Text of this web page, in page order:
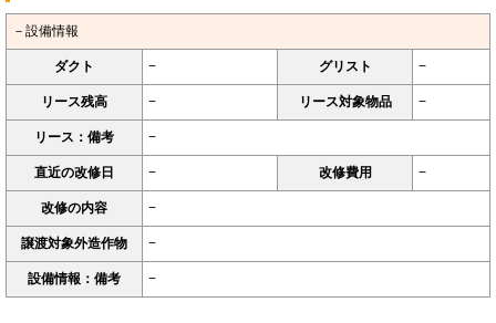
－設備情報
ダクト − グリスト −
リース残高 − リース対象物品 −
リース：備考 −
直近の改修日 − 改修費用 −
改修の内容 −
譲渡対象外造作物 −
設備情報：備考 −